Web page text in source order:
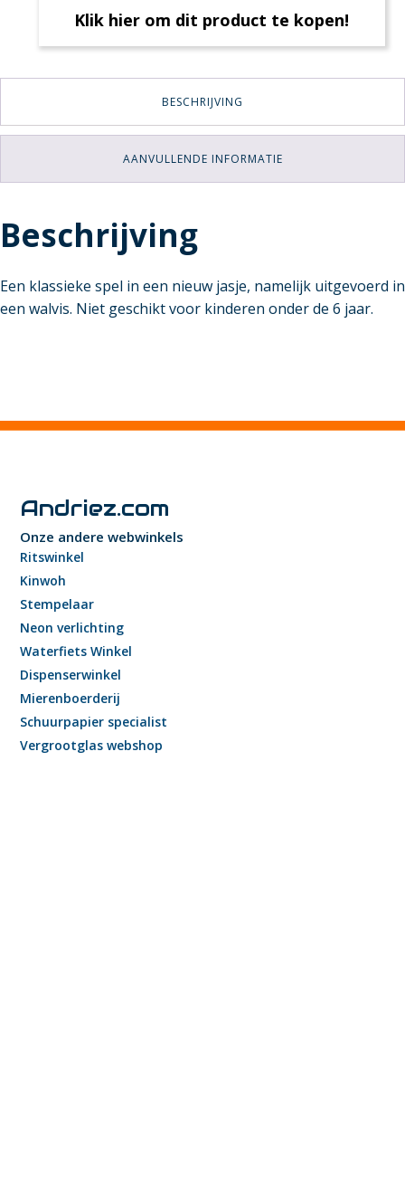
Klik hier om dit product te kopen!
BESCHRIJVING
AANVULLENDE INFORMATIE
Beschrijving
Een klassieke spel in een nieuw jasje, namelijk uitgevoerd in
een walvis. Niet geschikt voor kinderen onder de 6 jaar.
Andriez.com
Onze andere webwinkels
Ritswinkel
Kinwoh
Stempelaar
Neon verlichting
Waterfiets Winkel
Dispenserwinkel
Mierenboerderij
Schuurpapier specialist
Vergrootglas webshop